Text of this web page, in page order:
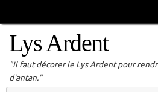
Lys Ardent
"Il faut décorer le Lys Ardent pour
d'antan."